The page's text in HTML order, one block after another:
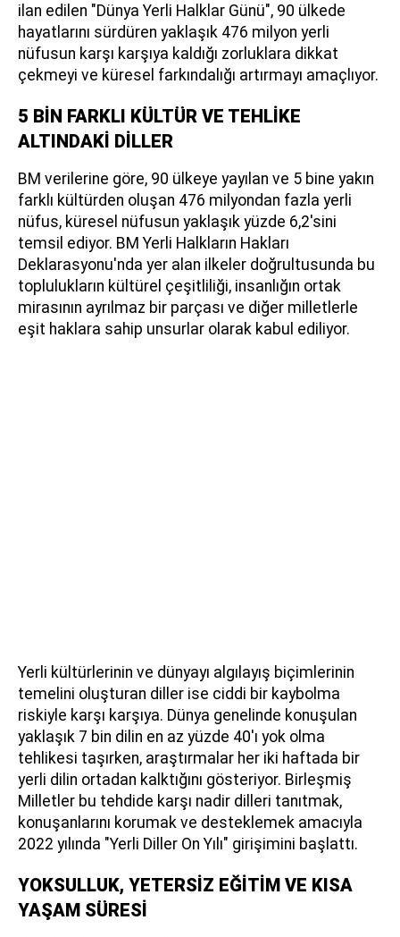
ilan edilen "Dünya Yerli Halklar Günü", 90 ülkede
hayatlarını sürdüren yaklaşık 476 milyon yerli
nüfusun karşı karşıya kaldığı zorluklara dikkat
çekmeyi ve küresel farkındalığı artırmayı amaçlıyor.
5 BİN FARKLI KÜLTÜR VE TEHLİKE
ALTINDAKİ DİLLER
BM verilerine göre, 90 ülkeye yayılan ve 5 bine yakın
farklı kültürden oluşan 476 milyondan fazla yerli
nüfus, küresel nüfusun yaklaşık yüzde 6,2'sini
temsil ediyor. BM Yerli Halkların Hakları
Deklarasyonu'nda yer alan ilkeler doğrultusunda bu
toplulukların kültürel çeşitliliği, insanlığın ortak
mirasının ayrılmaz bir parçası ve diğer milletlerle
eşit haklara sahip unsurlar olarak kabul ediliyor.
Yerli kültürlerinin ve dünyayı algılayış biçimlerinin
temelini oluşturan diller ise ciddi bir kaybolma
riskiyle karşı karşıya. Dünya genelinde konuşulan
yaklaşık 7 bin dilin en az yüzde 40'ı yok olma
tehlikesi taşırken, araştırmalar her iki haftada bir
yerli dilin ortadan kalktığını gösteriyor. Birleşmiş
Milletler bu tehdide karşı nadir dilleri tanıtmak,
konuşanlarını korumak ve desteklemek amacıyla
2022 yılında "Yerli Diller On Yılı" girişimini başlattı.
YOKSULLUK, YETERSİZ EĞİTİM VE KISA
YAŞAM SÜRESİ